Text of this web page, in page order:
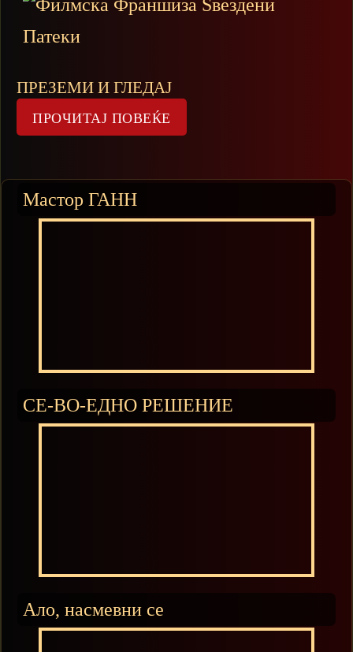
ПРЕЗЕМИ И ГЛЕДАЈ
Мастор ГАНН
СЕ-ВО-ЕДНО РЕШЕНИЕ
Ало, насмевни се